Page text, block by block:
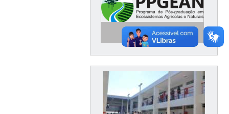
PPGEAN
Mestrado em Ecossistemas
Agrícolas e Naturais